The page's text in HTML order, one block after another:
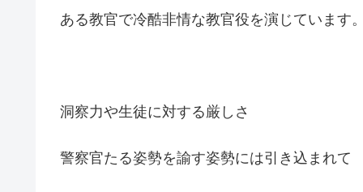
ある教官で冷酷非情な教官役を演じています。
洞察力や生徒に対する厳しさ
警察官たる姿勢を諭す姿勢には引き込まれて